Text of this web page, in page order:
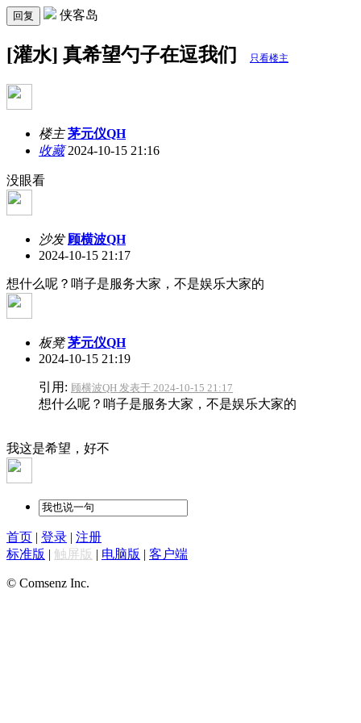
回复 侠客岛
[灌水] 真希望勺子在逗我们 只看楼主
楼主 茅元仪QH
收藏2024-10-15 21:16
没眼看
沙发 顾横波QH
2024-10-15 21:17
想什么呢？哨子是服务大家，不是娱乐大家的
板凳 茅元仪QH
2024-10-15 21:19
引用: 顾横波QH 发表于 2024-10-15 21:17
想什么呢？哨子是服务大家，不是娱乐大家的
我这是希望，好不
首页 | 登录 | 注册
标准版 | 触屏版 | 电脑版 | 客户端
© Comsenz Inc.